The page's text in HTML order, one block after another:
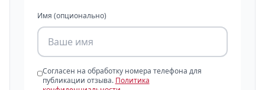
Имя (опционально)
Согласен на обработку номера телефона для
публикации отзыва. Политика